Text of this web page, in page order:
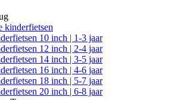
kinderfietsen
10 inch | 1-3 jaar
12 inch | 2-4 jaar
14 inch | 3-5 jaar
16 inch | 4-6 jaar
18 inch | 5-7 jaar
20 inch | 6-8 jaar